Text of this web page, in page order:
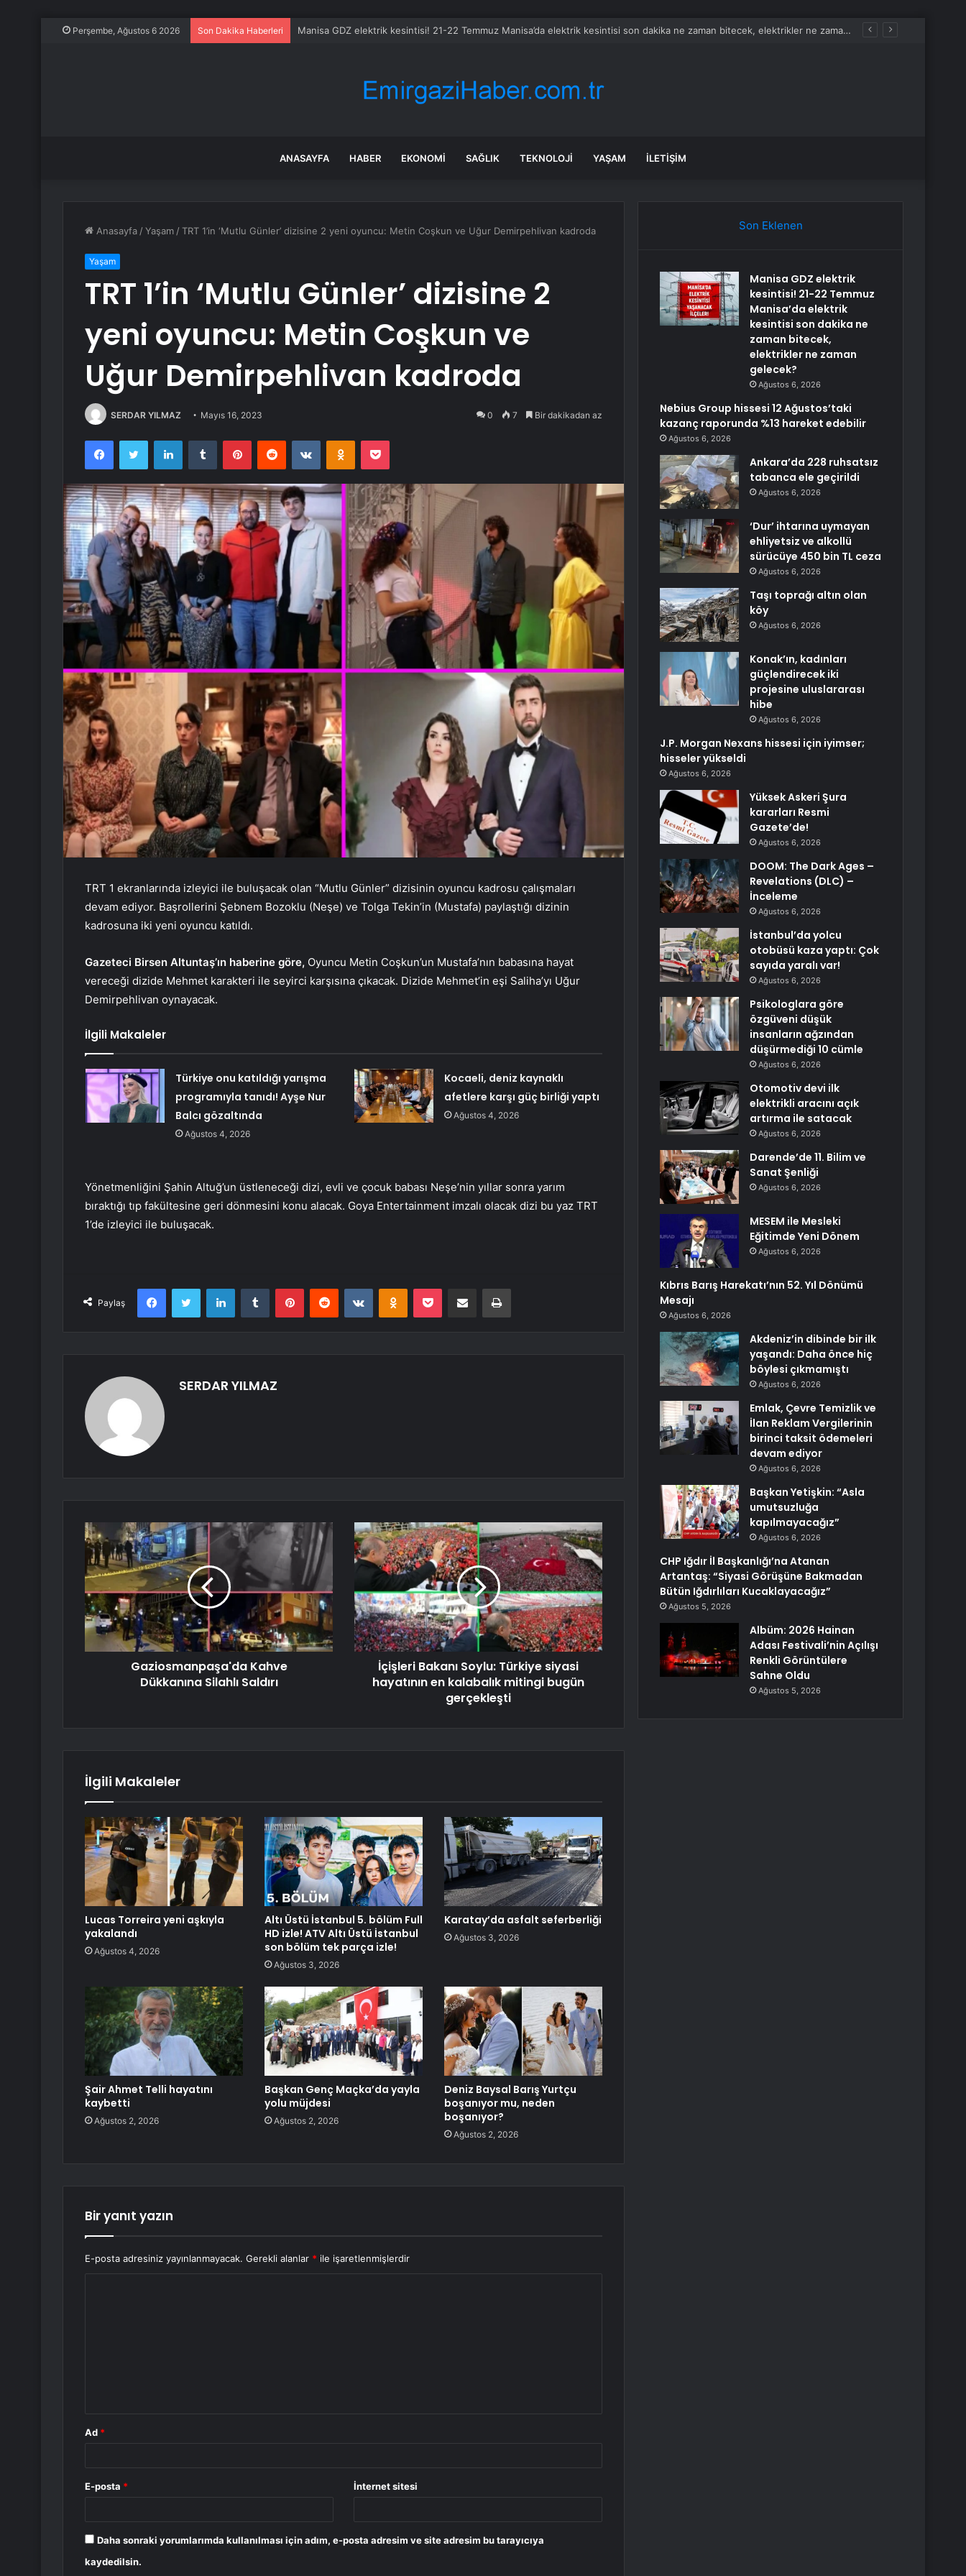
Perşembe, Ağustos 6 2026 Son Dakika Haberleri Manisa GDZ elektrik kesintisi! 21-22 Temmuz Manisa’da elektrik kesintisi son dakika ne zaman bitecek, elektrikler ne zaman gelecek?
ANASAYFA HABER EKONOMI SAĞLIK TEKNOLOJI YAŞAM İLETIŞIM
Anasayfa /Yaşam /TRT 1’in ‘Mutlu Günler’ dizisine 2 yeni oyuncu: Metin Coşkun ve Uğur Demirpehlivan kadroda
Yaşam
TRT 1’in ‘Mutlu Günler’ dizisine 2
yeni oyuncu: Metin Coşkun ve
Uğur Demirpehlivan kadroda
SERDAR YILMAZ Mayıs 16, 2023 0 7 Bir dakikadan az
FacebookTwitter LinkedInTumblr PinterestReddit VKontakteOdnoklassniki
Pocket
TRT 1 ekranlarında izleyici ile buluşacak olan “Mutlu Günler” dizisinin oyuncu kadrosu çalışmaları
devam ediyor. Başrollerini Şebnem Bozoklu (Neşe) ve Tolga Tekin’in (Mustafa) paylaştığı dizinin
kadrosuna iki yeni oyuncu katıldı.
Gazeteci Birsen Altuntaş’ın haberine göre, Oyuncu Metin Coşkun’un Mustafa’nın babasına hayat
vereceği dizide Mehmet karakteri ile seyirci karşısına çıkacak. Dizide Mehmet’in eşi Saliha’yı Uğur
Demirpehlivan oynayacak.
İlgili Makaleler
Türkiye onu katıldığı yarışma
programıyla tanıdı! Ayşe Nur
Balcı gözaltında
Ağustos 4, 2026
Kocaeli, deniz kaynaklı
afetlere karşı güç birliği yaptı
Ağustos 4, 2026
Yönetmenliğini Şahin Altuğ’un üstleneceği dizi, evli ve çocuk babası Neşe’nin yıllar sonra yarım
bıraktığı tıp fakültesine geri dönmesini konu alacak. Goya Entertainment imzalı olacak dizi bu yaz TRT
1’de izleyici ile buluşacak.
Paylaş
FacebookTwitter LinkedInTumblr PinterestReddit VKontakteOdnoklassniki
Pocket E-Posta ile paylaş Yazdır
SERDAR YILMAZ
Gaziosmanpaşa'da Kahve
Dükkanına Silahlı Saldırı
İçişleri Bakanı Soylu: Türkiye siyasi
hayatının en kalabalık mitingi bugün
gerçekleşti
İlgili Makaleler
Lucas Torreira yeni aşkıyla
yakalandı
Ağustos 4, 2026
Altı Üstü İstanbul 5. bölüm Full
HD izle! ATV Altı Üstü İstanbul
son bölüm tek parça izle!
Ağustos 3, 2026
Karatay’da asfalt seferberliği
Ağustos 3, 2026
Şair Ahmet Telli hayatını
kaybetti
Ağustos 2, 2026
Başkan Genç Maçka’da yayla
yolu müjdesi
Ağustos 2, 2026
Deniz Baysal Barış Yurtçu
boşanıyor mu, neden
boşanıyor?
Ağustos 2, 2026
Bir yanıt yazın
E-posta adresiniz yayınlanmayacak. Gerekli alanlar * ile işaretlenmişlerdir
Ad *
E-posta * İnternet sitesi
Daha sonraki yorumlarımda kullanılması için adım, e-posta adresim ve site adresim bu tarayıcıya
kaydedilsin.
Son Eklenen
Manisa GDZ elektrik
kesintisi! 21-22 Temmuz
Manisa’da elektrik
kesintisi son dakika ne
zaman bitecek,
elektrikler ne zaman
gelecek?
Ağustos 6, 2026
Nebius Group hissesi 12 Ağustos’taki
kazanç raporunda %13 hareket edebilir
Ağustos 6, 2026
Ankara’da 228 ruhsatsız
tabanca ele geçirildi
Ağustos 6, 2026
‘Dur’ ihtarına uymayan
ehliyetsiz ve alkollü
sürücüye 450 bin TL ceza
Ağustos 6, 2026
Taşı toprağı altın olan
köy
Ağustos 6, 2026
Konak’ın, kadınları
güçlendirecek iki
projesine uluslararası
hibe
Ağustos 6, 2026
J.P. Morgan Nexans hissesi için iyimser;
hisseler yükseldi
Ağustos 6, 2026
Yüksek Askeri Şura
kararları Resmi
Gazete’de!
Ağustos 6, 2026
DOOM: The Dark Ages –
Revelations (DLC) –
İnceleme
Ağustos 6, 2026
İstanbul’da yolcu
otobüsü kaza yaptı: Çok
sayıda yaralı var!
Ağustos 6, 2026
Psikologlara göre
özgüveni düşük
insanların ağzından
düşürmediği 10 cümle
Ağustos 6, 2026
Otomotiv devi ilk
elektrikli aracını açık
artırma ile satacak
Ağustos 6, 2026
Darende’de 11. Bilim ve
Sanat Şenliği
Ağustos 6, 2026
MESEM ile Mesleki
Eğitimde Yeni Dönem
Ağustos 6, 2026
Kıbrıs Barış Harekatı’nın 52. Yıl Dönümü
Mesajı
Ağustos 6, 2026
Akdeniz’in dibinde bir ilk
yaşandı: Daha önce hiç
böylesi çıkmamıştı
Ağustos 6, 2026
Emlak, Çevre Temizlik ve
İlan Reklam Vergilerinin
birinci taksit ödemeleri
devam ediyor
Ağustos 6, 2026
Başkan Yetişkin: “Asla
umutsuzluğa
kapılmayacağız”
Ağustos 6, 2026
CHP Iğdır İl Başkanlığı’na Atanan
Artantaş: “Siyasi Görüşüne Bakmadan
Bütün Iğdırlıları Kucaklayacağız”
Ağustos 5, 2026
Albüm: 2026 Hainan
Adası Festivali’nin Açılışı
Renkli Görüntülere
Sahne Oldu
Ağustos 5, 2026